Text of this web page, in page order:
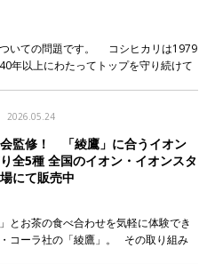
いての問題です。 コシヒカリは1979
年以上にわたってトップを守り続けて
2026.05.24
監修！ 「綾鷹」に合うイオン
全5種 全国のイオン・イオンスタ
にて販売中
とお茶の食べ合わせを気軽に体験でき
コーラ社の「綾鷹」。 その取り組み